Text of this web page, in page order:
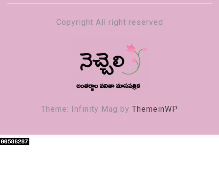
Copyright All right reserved
Theme: Infinity Mag by ThemeinWP